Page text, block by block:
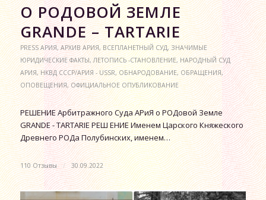
О РОДОВОЙ ЗЕМЛЕ
GRANDE – TARTARIE
PRESS АРИЯ,АРХИВ АРИЯ,ВСЕПЛАНЕТНЫЙ СУД,ЗНАЧИМЫЕ
ЮРИДИЧЕСКИЕ ФАКТЫ,ЛЕТОПИСЬ -СТАНОВЛЕНИЕ,НАРОДНЫЙ СУД
АРИЯ,НКВД СССР/АРИЯ - USSR,ОБНАРОДОВАНИЕ,ОБРАЩЕНИЯ,
ОПОВЕЩЕНИЯ,ОФИЦИАЛЬНОЕ ОПУБЛИКОВАНИЕ
РЕШЕНИЕ Арбитражного Суда АРиЯ о РОДовой Земле
GRANDE - TARTARIE РЕШ ЕНИЕ Именем Царского Княжеского
Древнего РОДа Полубинских, именем…
110 Отзывы / 30.09.2022